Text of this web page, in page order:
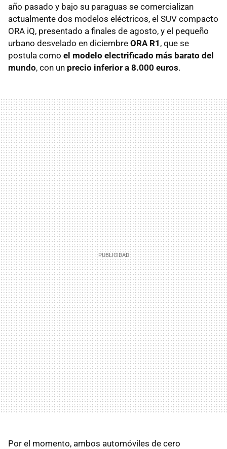
año pasado y bajo su paraguas se comercializan
actualmente dos modelos eléctricos, el SUV compacto
ORA iQ, presentado a finales de agosto, y el pequeño
urbano desvelado en diciembre ORA R1 , que se
postula como el modelo electrificado más barato del
mundo, con un precio inferior a 8.000 euros.
Por el momento, ambos automóviles de cero